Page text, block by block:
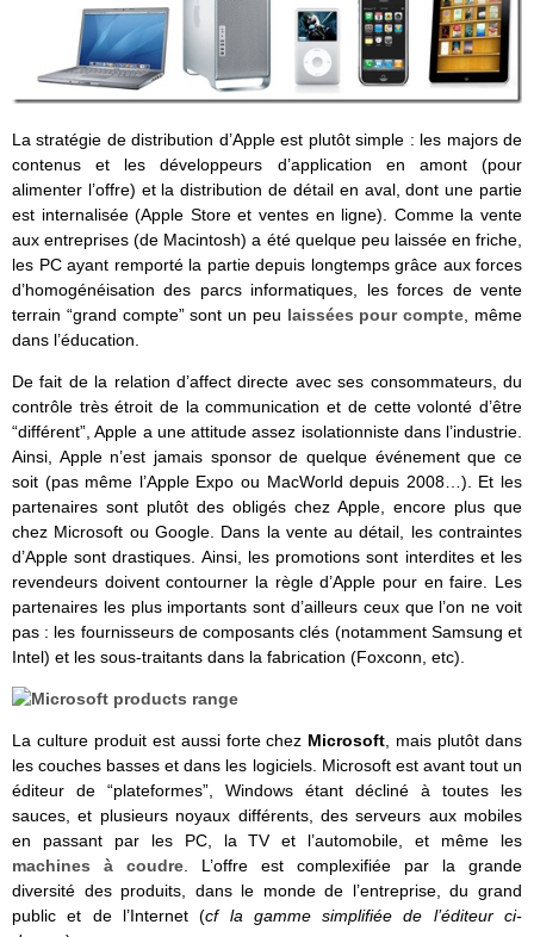
La stratégie de distribution d’Apple est plutôt simple : les majors de
contenus et les développeurs d’application en amont (pour
alimenter l’offre) et la distribution de détail en aval, dont une partie
est internalisée (Apple Store et ventes en ligne). Comme la vente
aux entreprises (de Macintosh) a été quelque peu laissée en friche,
les PC ayant remporté la partie depuis longtemps grâce aux forces
d’homogénéisation des parcs informatiques, les forces de vente
terrain “grand compte” sont un peu laissées pour compte , même
dans l’éducation.
De fait de la relation d’affect directe avec ses consommateurs, du
contrôle très étroit de la communication et de cette volonté d’être
“différent”, Apple a une attitude assez isolationniste dans l’industrie.
Ainsi, Apple n’est jamais sponsor de quelque événement que ce
soit (pas même l’Apple Expo ou MacWorld depuis 2008…). Et les
partenaires sont plutôt des obligés chez Apple, encore plus que
chez Microsoft ou Google. Dans la vente au détail, les contraintes
d’Apple sont drastiques. Ainsi, les promotions sont interdites et les
revendeurs doivent contourner la règle d’Apple pour en faire. Les
partenaires les plus importants sont d’ailleurs ceux que l’on ne voit
pas : les fournisseurs de composants clés (notamment Samsung et
Intel) et les sous-traitants dans la fabrication (Foxconn, etc).
La culture produit est aussi forte chez Microsoft, mais plutôt dans
les couches basses et dans les logiciels. Microsoft est avant tout un
éditeur de “plateformes”, Windows étant décliné à toutes les
sauces, et plusieurs noyaux différents, des serveurs aux mobiles
en passant par les PC, la TV et l’automobile, et même les
machines à coudre. L’offre est complexifiée par la grande
diversité des produits, dans le monde de l’entreprise, du grand
public et de l’Internet (cf la gamme simplifiée de l’éditeur ci-